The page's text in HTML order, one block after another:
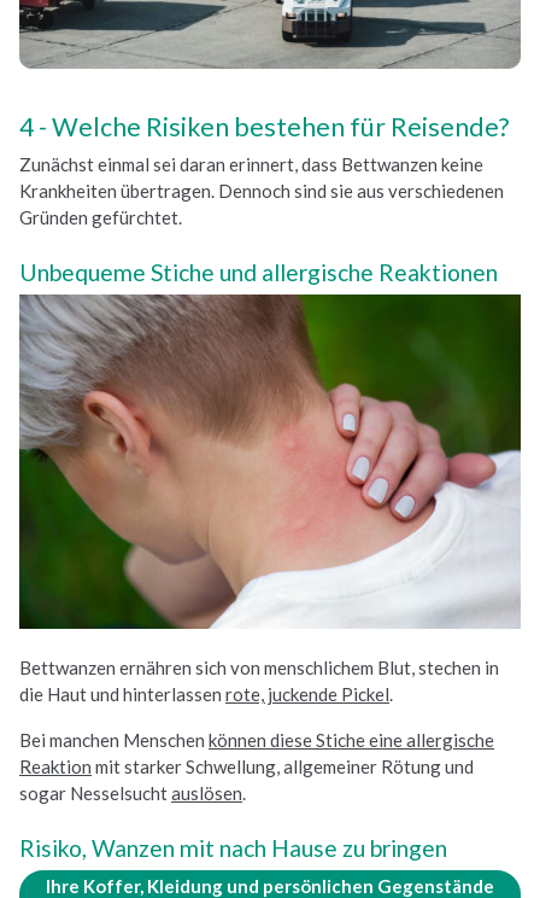
Welche Risiken bestehen für Reisende?
Zunächst einmal sei daran erinnert, dass Bettwanzen keine
Krankheiten übertragen. Dennoch sind sie aus verschiedenen
Gründen gefürchtet.
Unbequeme Stiche und allergische Reaktionen
Bettwanzen ernähren sich von menschlichem Blut, stechen in
die Haut und hinterlassen rote, juckende Pickel.
Bei manchen Menschen können diese Stiche eine allergische
Reaktion mit starker Schwellung, allgemeiner Rötung und
sogar Nesselsuchtauslösen.
Risiko, Wanzen mit nach Hause zu bringen
Ihre Koffer, Kleidung und persönlichen Gegenstände